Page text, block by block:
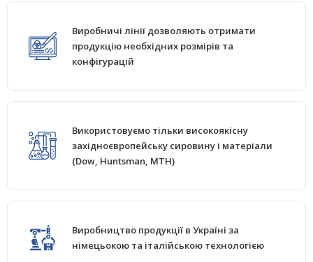
Виробничі лінії дозволяють отримати
продукцію необхідних розмірів та
конфігурацій
Використовуємо тільки високоякісну
західноєвропейську сировину і матеріали
(Dow, Huntsman, MTH)
Виробництво продукції в Україні за
німецьокою та італійською технологією